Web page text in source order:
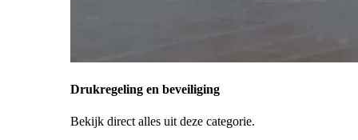
Drukregeling en beveiliging
Bekijk direct alles uit deze categorie.